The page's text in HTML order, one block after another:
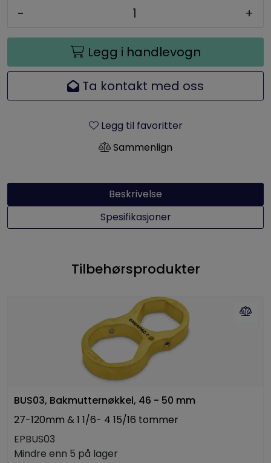
- +
Legg i handlevogn
Ta kontakt med oss
Legg til favoritter
Sammenlign
Beskrivelse
Spesifikasjoner
Tilbehørsprodukter
BUS03, Bakmutternøkkel, 46 - 50 mm
27-120mm & 1 1/6- 4 15/16 tommer
EPBUS03
Mindre enn 5 på lager